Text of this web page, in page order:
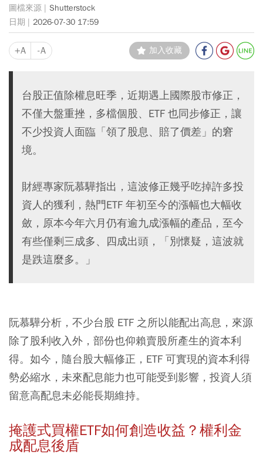
Shutterstock
2026-07-30 17:59
+A -A 加入收藏
台股正值除權息旺季，近期遇上國際股市修正，
不僅大盤重挫，多檔個股、ETF 也同步修正，讓
不少投資人面臨「領了股息、賠了價差」的窘
境。
財經專家阮慕驊指出，這波修正幾乎吃掉許多投
資人的獲利，熱門ETF 年初至今的漲幅也大幅收
斂，原本今年六月仍有逾九成漲幅的產品，至今
有些僅剩三成多、四成出頭，「別懷疑，這波就
是跌這麼多。」
阮慕驊分析，不少台股 ETF 之所以能配出高息，來源
除了股利收入外，部份也仰賴賣股所產生的資本利
得。如今，隨台股大幅修正，ETF 可實現的資本利得
勢必縮水，未來配息能力也可能受到影響，投資人須
留意高配息未必能長期維持。
掩護式買權ETF如何創造收益？權利金
成配息後盾